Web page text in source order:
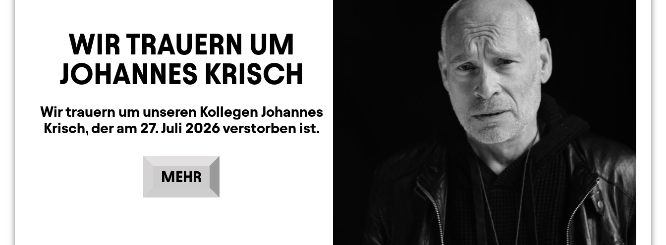
WIR TRAUERN UM
JOHANNES KRISCH
Wir trauern um unseren Kollegen Johannes
Krisch, der am 27. Juli 2026 verstorben ist.
MEHR